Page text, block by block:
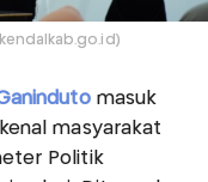
masuk
masyarakat
Politik